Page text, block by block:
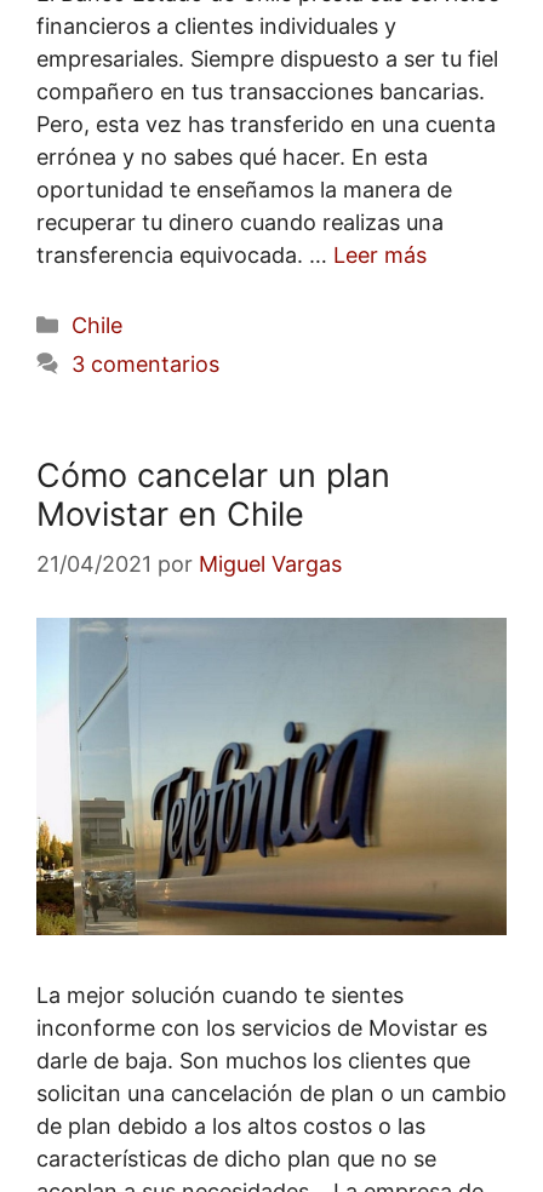
financieros a clientes individuales y
empresariales. Siempre dispuesto a ser tu fiel
compañero en tus transacciones bancarias.
Pero, esta vez has transferido en una cuenta
errónea y no sabes qué hacer. En esta
oportunidad te enseñamos la manera de
recuperar tu dinero cuando realizas una
transferencia equivocada. … Leer más
Categorías
Chile
3 comentarios
Cómo cancelar un plan
Movistar en Chile
21/04/2021 por Miguel Vargas
La mejor solución cuando te sientes
inconforme con los servicios de Movistar es
darle de baja. Son muchos los clientes que
solicitan una cancelación de plan o un cambio
de plan debido a los altos costos o las
características de dicho plan que no se